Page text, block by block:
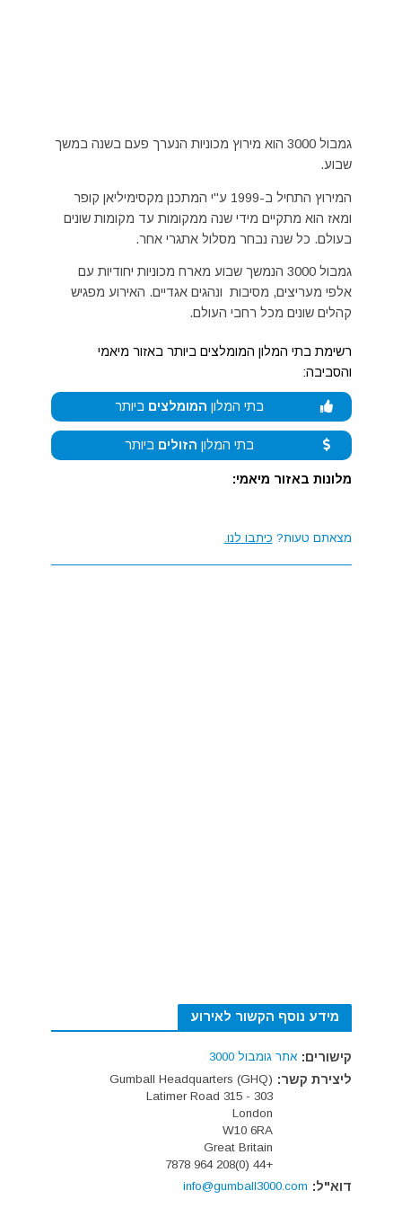
גמבול 3000 הוא מירוץ מכוניות הנערך פעם בשנה במשך
שבוע.
המירוץ התחיל ב-1999 ע"י המתכנן מקסימיליאן קופר
ומאז הוא מתקיים מידי שנה ממקומות עד מקומות שונים
בעולם. כל שנה נבחר מסלול אתגרי אחר.
גמבול 3000 הנמשך שבוע מארח מכוניות יחודיות עם
אלפי מעריצים, מסיבות ונהגים אגדיים. האירוע מפגיש
קהלים שונים מכל רחבי העולם.
רשימת בתי המלון המומלצים ביותר באזור מיאמי
והסביבה:
בתי המלון המומלצים ביותר
בתי המלון הזולים ביותר
מלונות באזור מיאמי:
מצאתם טעות? כיתבו לנו.
מידע נוסף הקשור לאירוע
קישורים: אתר גומבול 3000
ליצירת קשר: Gumball Headquarters (GHQ)
303 - 315 Latimer Road
London
W10 6RA
Great Britain
+44 (0)208 964 7878
דוא"ל: info@gumball3000.com